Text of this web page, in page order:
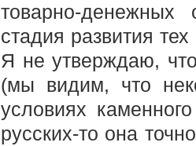
товарно-денежных
стадия развития
Я не утверждаю,
(мы видим, что
условиях
русских-то она